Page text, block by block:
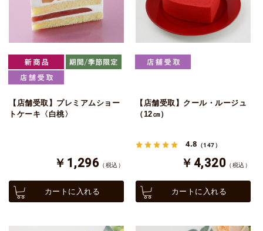
【店舗受取】プレミアムショー
トケーキ〈白桃〉
￥1,296 （税込）
カートに入れる
【店舗受取】クール・ルージュ
（12㎝）
4.8 （147）
￥4,320 （税込）
カートに入れる